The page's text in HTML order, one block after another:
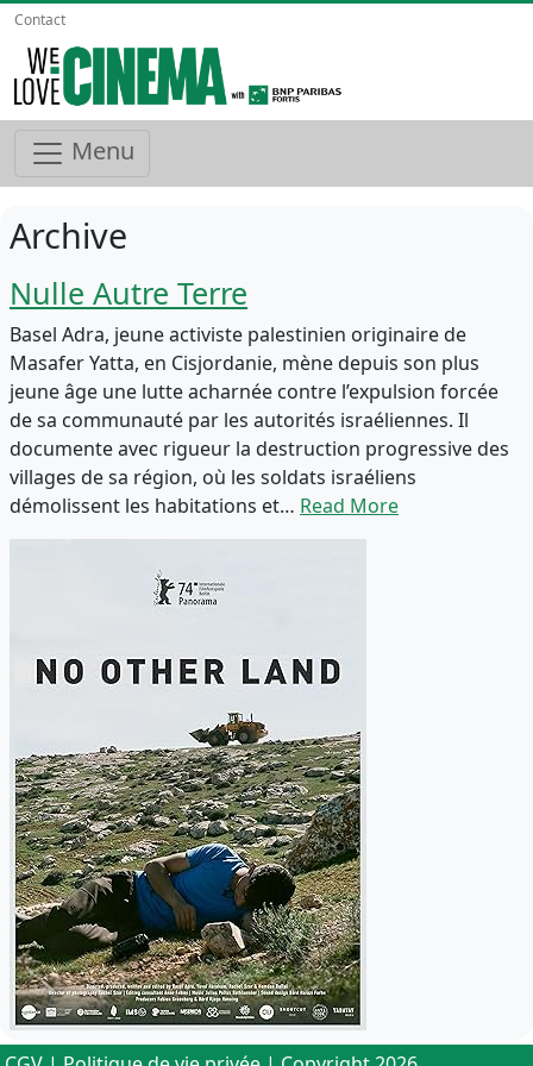
Contact
Menu
Archive
Nulle Autre Terre
Basel Adra, jeune activiste palestinien originaire de
Masafer Yatta, en Cisjordanie, mène depuis son plus
jeune âge une lutte acharnée contre l’expulsion forcée
de sa communauté par les autorités israéliennes. Il
documente avec rigueur la destruction progressive des
villages de sa région, où les soldats israéliens
démolissent les habitations et… Read More